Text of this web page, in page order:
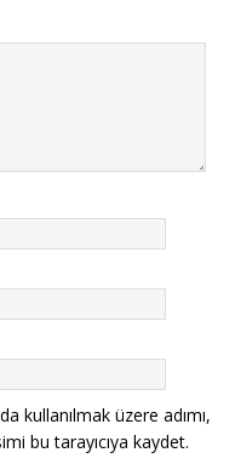
kullanılmak üzere adımı,
bu tarayıcıya kaydet.